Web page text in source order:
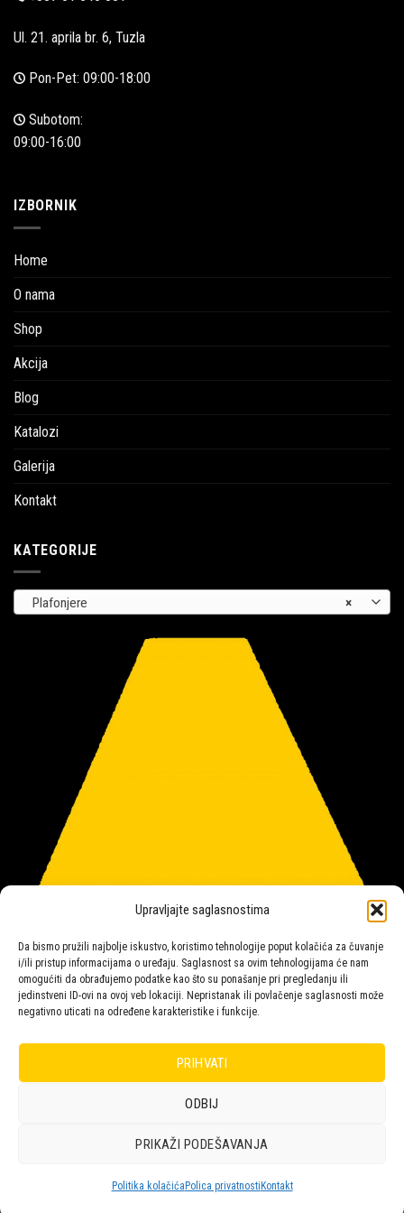
Upravljajte saglasnostima
Da bismo pružili najbolje iskustvo, koristimo tehnologije poput kolačića za čuvanje
i/ili pristup informacijama o uređaju. Saglasnost sa ovim tehnologijama će nam
omogućiti da obrađujemo podatke kao što su ponašanje pri pregledanju ili
jedinstveni ID-ovi na ovoj veb lokaciji. Nepristanak ili povlačenje saglasnosti može
negativno uticati na određene karakteristike i funkcije.
PRIHVATI
ODBIJ
PRIKAŽI PODEŠAVANJA
Politika kolačića Polica privatnosti Kontakt
Ul. 21. aprila br. 6, Tuzla
Pon-Pet: 09:00-18:00
Subotom:
09:00-16:00
IZBORNIK
Home
O nama
Shop
Akcija
Blog
Katalozi
Galerija
Kontakt
KATEGORIJE
×
Plafonjere
Copyright 2026 © Malpeza d.o.o.